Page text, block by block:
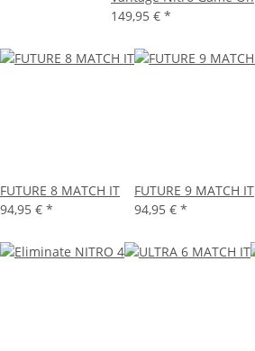
149,95 € *
FUTURE 8 MATCH IT
94,95 € *
FUTURE 9 MATCH IT
94,95 € *